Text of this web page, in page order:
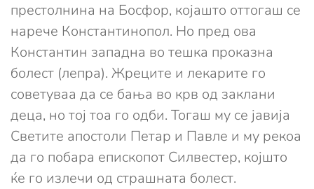
престолнина на Босфор, којашто оттогаш се
нарече Константинопол. Но пред ова
Константин западна во тешка проказна
болест (лепра). Жреците и лекарите го
советуваа да се бања во крв од заклани
деца, но тој тоа го одби. Тогаш му се јавија
Светите апостоли Петар и Павле и му рекоа
да го побара епископот Силвестер, којшто
ќе го излечи од страшната болест.